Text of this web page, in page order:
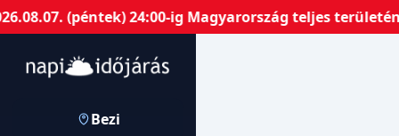
(péntek) 24:00-ig Magyarország teljes területén
Bezi